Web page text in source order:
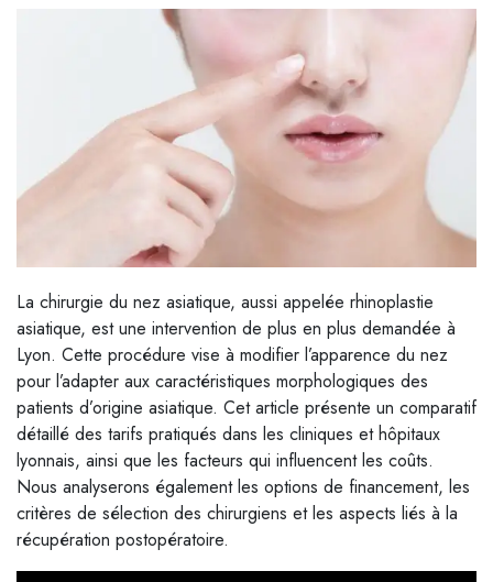
La chirurgie du nez asiatique, aussi appelée rhinoplastie
asiatique, est une intervention de plus en plus demandée à
Lyon. Cette procédure vise à modifier l’apparence du nez
pour l’adapter aux caractéristiques morphologiques des
patients d’origine asiatique. Cet article présente un comparatif
détaillé des tarifs pratiqués dans les cliniques et hôpitaux
lyonnais, ainsi que les facteurs qui influencent les coûts.
Nous analyserons également les options de financement, les
critères de sélection des chirurgiens et les aspects liés à la
récupération postopératoire.